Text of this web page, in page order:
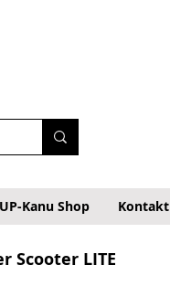
Kanu Shop Kontakt
Scooter LITE